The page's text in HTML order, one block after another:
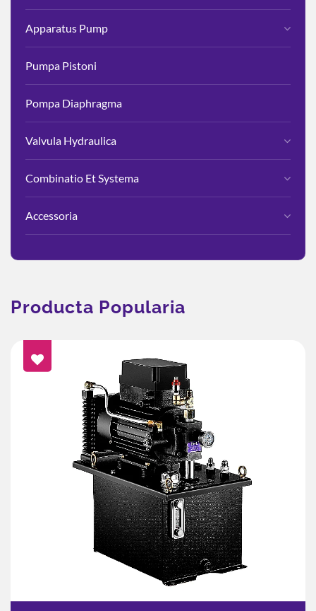
Apparatus Pump
Pumpa Pistoni
Pompa Diaphragma
Valvula Hydraulica
Combinatio Et Systema
Accessoria
Producta Popularia